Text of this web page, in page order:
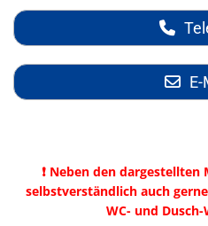
E-
❗ Neben den
selbstverständlich auch
WC- und Dusch-